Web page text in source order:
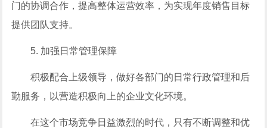
门的协调合作，提高整体运营效率，为实现年度销售目标
提供团队支持。
5. 加强日常管理保障
积极配合上级领导，做好各部门的日常行政管理和后
勤服务，以营造积极向上的企业文化环境。
在这个市场竞争日益激烈的时代，只有不断调整和优